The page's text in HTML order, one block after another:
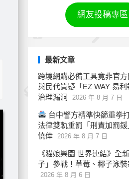
網友投稿專區
最新文章
跨境網購必備工具竟非官
與民代質疑「EZ WAY 易
治理漏洞
2026 年 8 月 7 日
台中警方精準快篩重拳
法律雙軌重罰「刑責加罰
僥倖
2026 年 8 月 7 日
《貓娘樂園 世界連結》全
子」參戰！草莓、椰子泳
2026 年 8 月 6 日